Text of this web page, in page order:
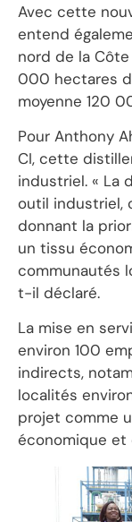
Avec cette
entend
nord de la Côte
000 hectares
moyenne 120
Pour Anthony
CI, cette
industriel. « La
outil industriel,
donnant la
un tissu
communautés
t-il déclaré.
La mise en
environ 100
indirects,
localités
projet comme
économique